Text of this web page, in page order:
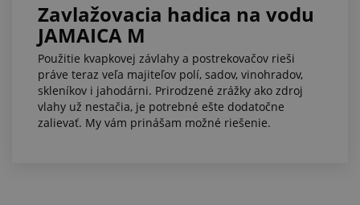
Zavlažovacia hadica na vodu
JAMAICA M
Použitie kvapkovej závlahy a postrekovačov rieši
práve teraz veľa majiteľov polí, sadov, vinohradov,
skleníkov i jahodárni. Prirodzené zrážky ako zdroj
vlahy už nestačia, je potrebné ešte dodatočne
zalievať. My vám prinášam možné riešenie.